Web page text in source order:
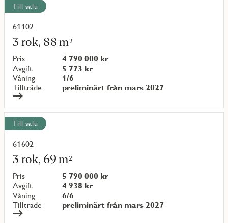
Till salu
61102
3 rok, 88 m²
Pris
4 790 000 kr
Avgift
5 773 kr
Våning
1/6
Tillträde
preliminärt från mars 2027
Läs
mer
om
objekt
{objectNumber}
Till salu
61602
3 rok, 69 m²
Pris
5 790 000 kr
Avgift
4 938 kr
Våning
6/6
Tillträde
preliminärt från mars 2027
Läs
mer
om
objekt
{objectNumber}